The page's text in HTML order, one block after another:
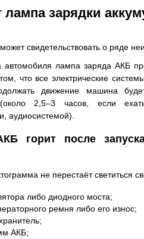
лампа зарядки
свидетельствовать о ряде
автомобиля лампа заряда АКБ
что все электрические
движение машина
2,5–3 часов, если
аудиосистемой).
горит после
не перестаёт светиться
либо диодного моста;
ремня либо его износ;
АКБ;